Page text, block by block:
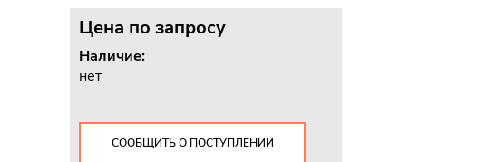
Цена по запросу
Наличие:
нет
СООБЩИТЬ О ПОСТУПЛЕНИИ